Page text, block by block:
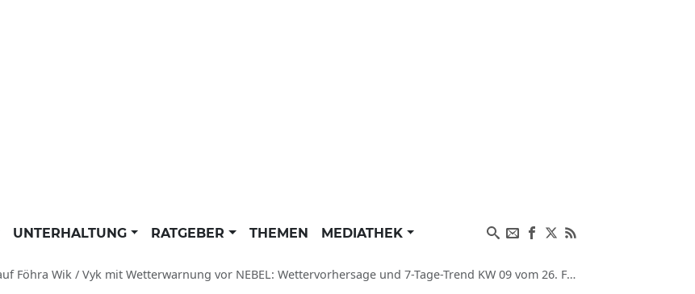
UNTERHALTUNG RATGEBER THEMEN MEDIATHEK
Wik / Vyk mit Wetterwarnung vor NEBEL: Wettervorhersage und 7-Tage-Trend KW 09 vom 26. Februar bis 04. März 2025